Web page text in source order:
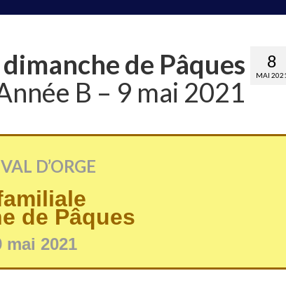
8
MAI 2021
de Pâques
B – 9 mai 2021
D’ORGE
de Pâques
mai 2021